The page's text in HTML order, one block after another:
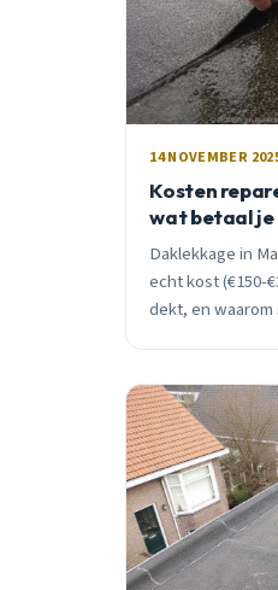
14 NOVEMBER
Kosten
wat betaal je
Daklekkage in
echt kost (€150-
dekt, en waarom